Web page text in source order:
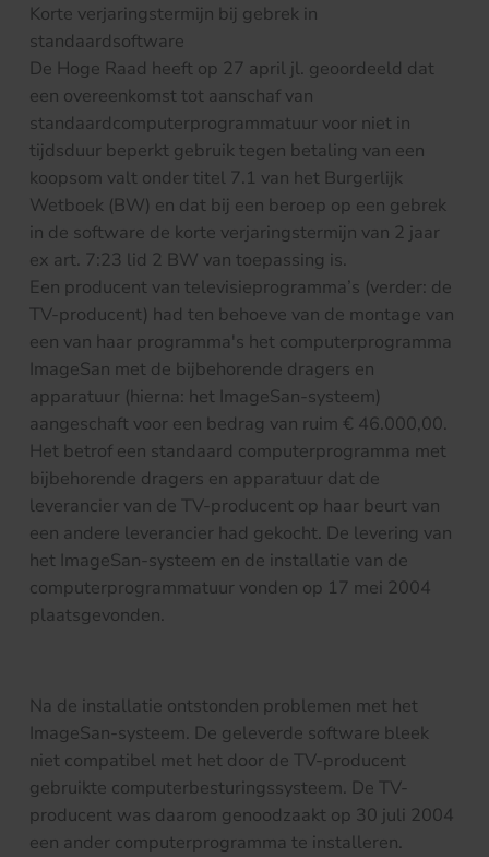
Korte verjaringstermijn bij gebrek in
standaardsoftware
De Hoge Raad heeft op 27 april jl. geoordeeld dat
een overeenkomst tot aanschaf van
standaardcomputerprogrammatuur voor niet in
tijdsduur beperkt gebruik tegen betaling van een
koopsom valt onder titel 7.1 van het Burgerlijk
Wetboek (BW) en dat bij een beroep op een gebrek
in de software de korte verjaringstermijn van 2 jaar
ex art. 7:23 lid 2 BW van toepassing is.
Een producent van televisieprogramma’s (verder: de
TV-producent) had ten behoeve van de montage van
een van haar programma's het computerprogramma
ImageSan met de bijbehorende dragers en
apparatuur (hierna: het ImageSan-systeem)
aangeschaft voor een bedrag van ruim € 46.000,00.
Het betrof een standaard computerprogramma met
bijbehorende dragers en apparatuur dat de
leverancier van de TV-producent op haar beurt van
een andere leverancier had gekocht. De levering van
het ImageSan-systeem en de installatie van de
computerprogrammatuur vonden op 17 mei 2004
plaatsgevonden.
Na de installatie ontstonden problemen met het
ImageSan-systeem. De geleverde software bleek
niet compatibel met het door de TV-producent
gebruikte computerbesturingssysteem. De TV-
producent was daarom genoodzaakt op 30 juli 2004
een ander computerprogramma te installeren.